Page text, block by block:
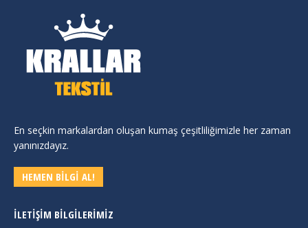
En seçkin markalardan oluşan kumaş çeşitliliğimizle her zaman
yanınızdayız.
HEMEN BİLGİ AL!
İLETIŞIM BILGILERIMIZ